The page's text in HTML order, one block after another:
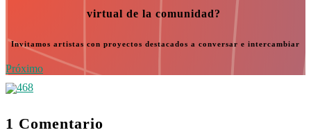
virtual de la comunidad?
Invitamos artistas con proyectos destacados a conversar e intercambiar
Próximo
1 Comentario